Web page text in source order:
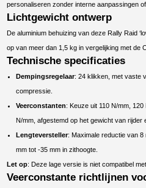
personaliseren zonder interne aanpassingen
Lichtgewicht ontwerp
De aluminium behuizing van deze Rally Raid
op van meer dan 1,5 kg in vergelijking met de
Technische specificaties
Dempingsregelaar: 24 klikken, met vaste
compressie.
Veerconstanten: Keuze uit 110 N/mm,
N/mm, afgestemd op het gewicht van rijder
Lengteversteller: Maximale reductie van
mm tot -35 mm in zithoogte.
Let op: Deze lage versie is niet compatibel
Veerconstante richtlijnen